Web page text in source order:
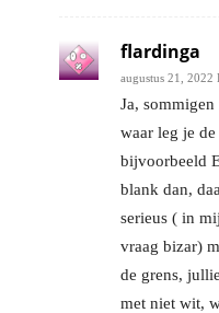
flardinga
augustus 21, 2022
Ja,
waar leg je
bijvoorbeeld
blank dan,
serieus ( in
vraag bizar)
de grens,
met niet wit,